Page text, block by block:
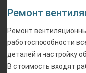
Ремонт
Ремонт
работоспособности
деталей и настройку
В стоимость входят